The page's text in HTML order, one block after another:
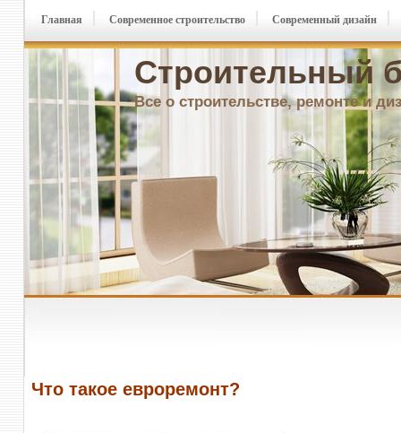
Строительный
Все о строительстве, ремонте и
Главная Современное строительство Современный дизайн
Что такое евроремонт?